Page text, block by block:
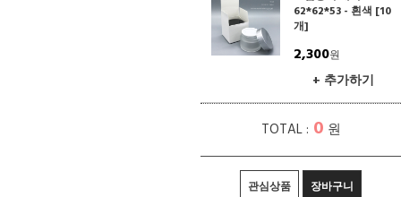
62*62*53 - 흰색 [10
개]
2,300원
+ 추가하기
TOTAL : 0 원
관심상품
장바구니